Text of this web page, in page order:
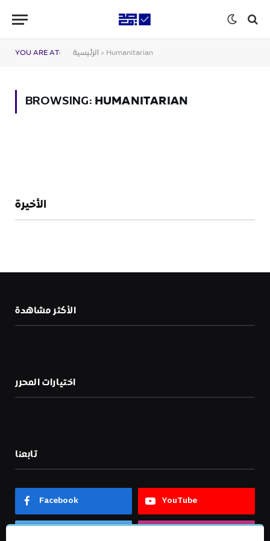
YOU ARE AT: الرئيسية » Humanitarian
BROWSING: HUMANITARIAN
الأخيرة
الأكثر مشاهدة
اختيارات المحرر
تابعنا
Facebook YouTube